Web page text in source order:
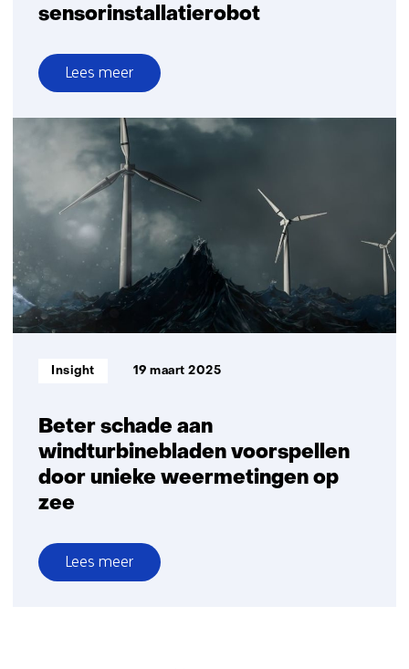
sensorinstallatierobot
Lees meer
over
Onderhoud
windturbines
verbeteren
de
sensorinstallatierobot
Beter schade aan
windturbinebladen voorspellen
door unieke weermetingen op
zee
Informatietype:
Insight 19 maart 2025
Lees meer
over